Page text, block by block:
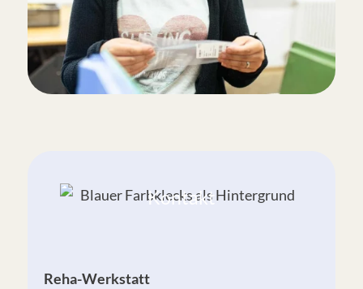
Kontakt
Reha-Werkstatt